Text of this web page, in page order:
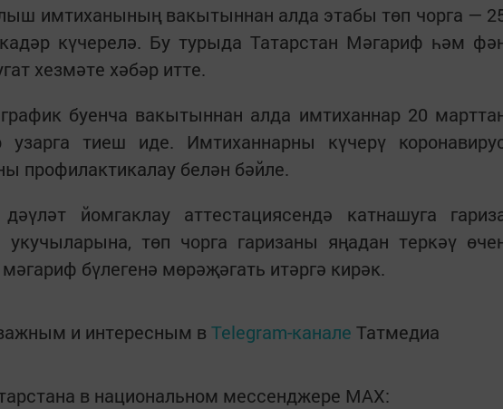
имтиханының вакытыннан алда этабы төп чорга —
күчерелә. Бу турыда Татарстан Мәгариф һәм
хезмәте хәбәр итте.
буенча вакытыннан алда имтиханнар 20
узарга тиеш иде. Имтиханнарны күчерү
профилактикалау белән бәйле.
йомгаклау аттестациясендә катнашуга
төп чорга гаризаны яңадан теркәү
бүлегенә мөрәҗәгать итәргә кирәк.
и интересным в Telegram-канале Татмедиа
в национальном мессенджере MАХ: